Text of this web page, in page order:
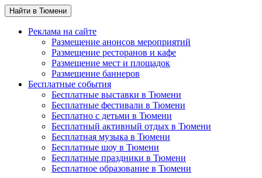
Найти в Тюмени
Реклама на сайте
Размещение анонсов мероприятий
Размещение ресторанов и кафе
Размещение мест и площадок
Размещение баннеров
Бесплатные события
Бесплатные выставки в Тюмени
Бесплатные фестивали в Тюмени
Бесплатно с детьми в Тюмени
Бесплатный активный отдых в Тюмени
Бесплатная музыка в Тюмени
Бесплатные шоу в Тюмени
Бесплатные праздники в Тюмени
Бесплатное образование в Тюмени